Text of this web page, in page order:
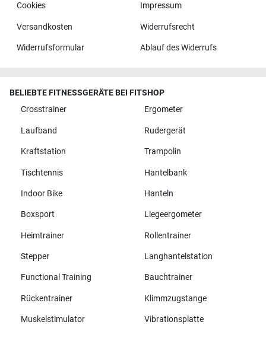
Cookies Impressum
Versandkosten Widerrufsrecht
Widerrufsformular Ablauf des Widerrufs
BELIEBTE FITNESSGERÄTE BEI FITSHOP
Crosstrainer
Ergometer
Laufband Rudergerät
Kraftstation Trampolin
Tischtennis Hantelbank
Indoor Bike Hanteln
Boxsport Liegeergometer
Heimtrainer Rollentrainer
Stepper Langhantelstation
Functional Training Bauchtrainer
Rückentrainer Klimmzugstange
Muskelstimulator Vibrationsplatte